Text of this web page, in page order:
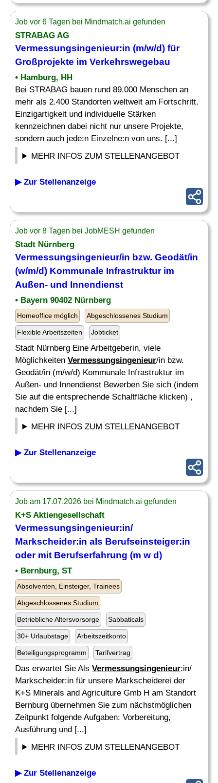
Job vor 6 Tagen bei Mindmatch.ai gefunden
STRABAG AG
Vermessungsingenieur:in (m/w/d) für
Großprojekte im Verkehrswegebau
• Hamburg, HH
Bei STRABAG bauen rund 89.000 Menschen an
mehr als 2.400 Standorten weltweit am Fortschritt.
Einzigartigkeit und individuelle Stärken
kennzeichnen dabei nicht nur unsere Projekte,
sondern auch jede:n Einzelne:n von uns. [...]
MEHR INFOS ZUM STELLENANGEBOT
▶ Zur Stellenanzeige
Job vor 8 Tagen bei JobMESH gefunden
Stadt Nürnberg
Vermessungsingenieur/in bzw. Geodät/in
(w/m/d) Kommunale Infrastruktur im
Außen- und Innendienst
• Bayern 90402 Nürnberg
Homeoffice möglich Abgeschlossenes Studium
Flexible Arbeitszeiten Jobticket
Stadt Nürnberg Eine Arbeitgeberin, viele
Möglichkeiten Vermessungsingenieur/in bzw.
Geodät/in (m/w/d) Kommunale Infrastruktur im
Außen- und Innendienst Bewerben Sie sich (indem
Sie auf die entsprechende Schaltfläche klicken) ,
nachdem Sie [...]
MEHR INFOS ZUM STELLENANGEBOT
▶ Zur Stellenanzeige
Job am 17.07.2026 bei Mindmatch.ai gefunden
K+S Aktiengesellschaft
Vermessungsingenieur:in/
Markscheider:in als Berufseinsteiger:in
oder mit Berufserfahrung (m w d)
• Bernburg, ST
Absolventen, Einsteiger, Trainees
Abgeschlossenes Studium
Betriebliche Altersvorsorge Sabbaticals
30+ Urlaubstage Arbeitszeitkonto
Beteiligungsprogramm Tarifvertrag
Das erwartet Sie Als Vermessungsingenieur:in/
Markscheider:in für unsere Markscheiderei der
K+S Minerals and Agriculture Gmb H am Standort
Bernburg übernehmen Sie zum nächstmöglichen
Zeitpunkt folgende Aufgaben: Vorbereitung,
Ausführung und [...]
MEHR INFOS ZUM STELLENANGEBOT
▶ Zur Stellenanzeige